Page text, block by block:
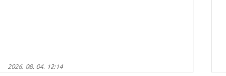
2026. 08. 04. 12:14